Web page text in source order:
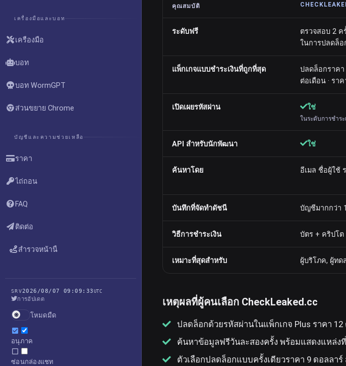
เครื่องมือและบอท
เครื่องมือ
บอท
บอท WormGPT
ส่วนขยาย Chrome
บัญชีและความช่วยเหลือ
ราคา
ไถ่ถอน
FAQ
ติดต่อ
สำรวจหน้านี้
SRV2026/08/07 09:09:33UTC
การอัปเดต
โหมดมืด
อนุภาค
ซ่อนกล่องแชท
คุณสมบัติ
ระดับฟรี
ตรวจสอบ 2 ค
ในการปลดล็อ
แพ็กเกจแบบชำระเงินที่ถูกที่สุด
ปลดล็อกราคา
ต่อเดือน · รา
เปิดเผยรหัสผ่าน ใช่
ในระดับการชำระ
API สำหรับนักพัฒนา ใช่
ค้นหาโดย อีเมล ชื่อผู้ใช้
บันทึกที่จัดทำดัชนี บัญชีมากกว่า
วิธีการชำระเงิน บัตร + คริปโต
เหมาะที่สุดสำหรับ ผู้บริโภค, ผู้ทด
เหตุผลที่ผู้คนเลือก CheckLeaked.cc
ปลดล็อกด้วยรหัสผ่านในแพ็กเกจ Plus ราคา
ค้นหาข้อมูลฟรีวันละสองครั้ง พร้อมแสดงแหล่ง
ตัวเลือกปลดล็อกแบบครั้งเดียวราคา 9 ดอลลา